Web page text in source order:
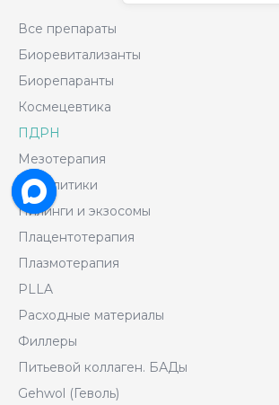
Все препараты
Биоревитализанты
Биорепаранты
Космецевтика
ПДРН
Мезотерапия
Липолитики
Пилинги и экзосомы
Плацентотерапия
Плазмотерапия
PLLA
Расходные материалы
Филлеры
Питьевой коллаген. БАДы
Gehwol (Геволь)